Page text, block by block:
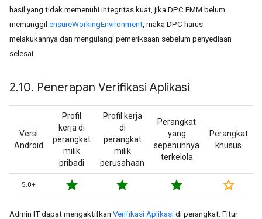
hasil yang tidak memenuhi integritas kuat, jika DPC EMM belum
memanggil ensureWorkingEnvironment, maka DPC harus
melakukannya dan mengulangi pemeriksaan sebelum penyediaan
selesai.
2.10. Penerapan Verifikasi Aplikasi
Versi
Android
Profil
kerja di
perangkat
milik
pribadi
Profil kerja
di
perangkat
milik
perusahaan
Perangkat
yang
sepenuhnya
terkelola
Perangkat
khusus
5.0+ star star star star_border
Admin IT dapat mengaktifkan Verifikasi Aplikasi di perangkat. Fitur